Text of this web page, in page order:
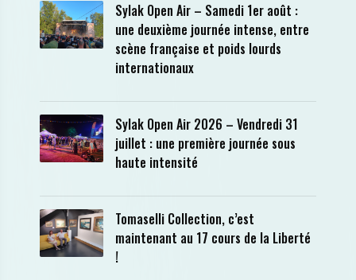
Sylak Open Air – Samedi 1er août :
une deuxième journée intense, entre
scène française et poids lourds
internationaux
Sylak Open Air 2026 – Vendredi 31
juillet : une première journée sous
haute intensité
Tomaselli Collection, c’est
maintenant au 17 cours de la Liberté
!